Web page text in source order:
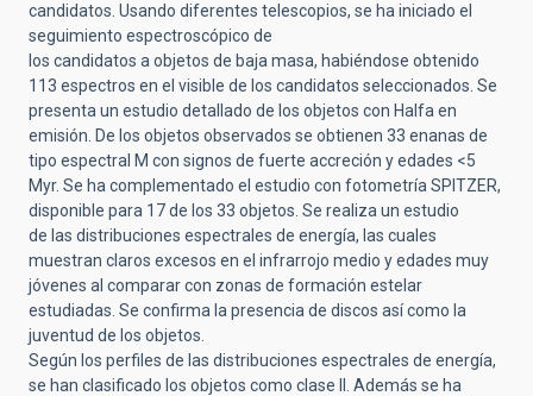
candidatos. Usando diferentes telescopios, se ha iniciado el
seguimiento espectroscópico de
los candidatos a objetos de baja masa, habiéndose obtenido
113 espectros en el visible de los candidatos seleccionados. Se
presenta un estudio detallado de los objetos con Halfa en
emisión. De los objetos observados se obtienen 33 enanas de
tipo espectral M con signos de fuerte accreción y edades <5
Myr. Se ha complementado el estudio con fotometría SPITZER,
disponible para 17 de los 33 objetos. Se realiza un estudio
de las distribuciones espectrales de energía, las cuales
muestran claros excesos en el infrarrojo medio y edades muy
jóvenes al comparar con zonas de formación estelar
estudiadas. Se confirma la presencia de discos así como la
juventud de los objetos.
Según los perfiles de las distribuciones espectrales de energía,
se han clasificado los objetos como clase II. Además se ha